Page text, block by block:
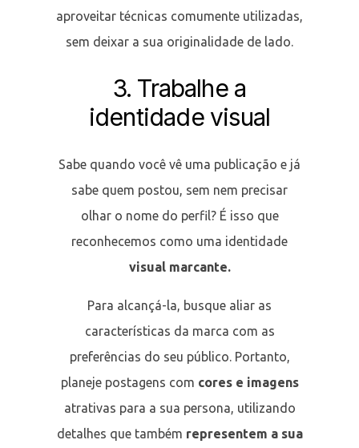
aproveitar técnicas comumente utilizadas,
sem deixar a sua originalidade de lado.
3. Trabalhe a
identidade visual
Sabe quando você vê uma publicação e já
sabe quem postou, sem nem precisar
olhar o nome do perfil? É isso que
reconhecemos como uma identidade
visual marcante.
Para alcançá-la, busque aliar as
características da marca com as
preferências do seu público. Portanto,
planeje postagens com cores e imagens
atrativas para a sua persona, utilizando
detalhes que também representem a sua